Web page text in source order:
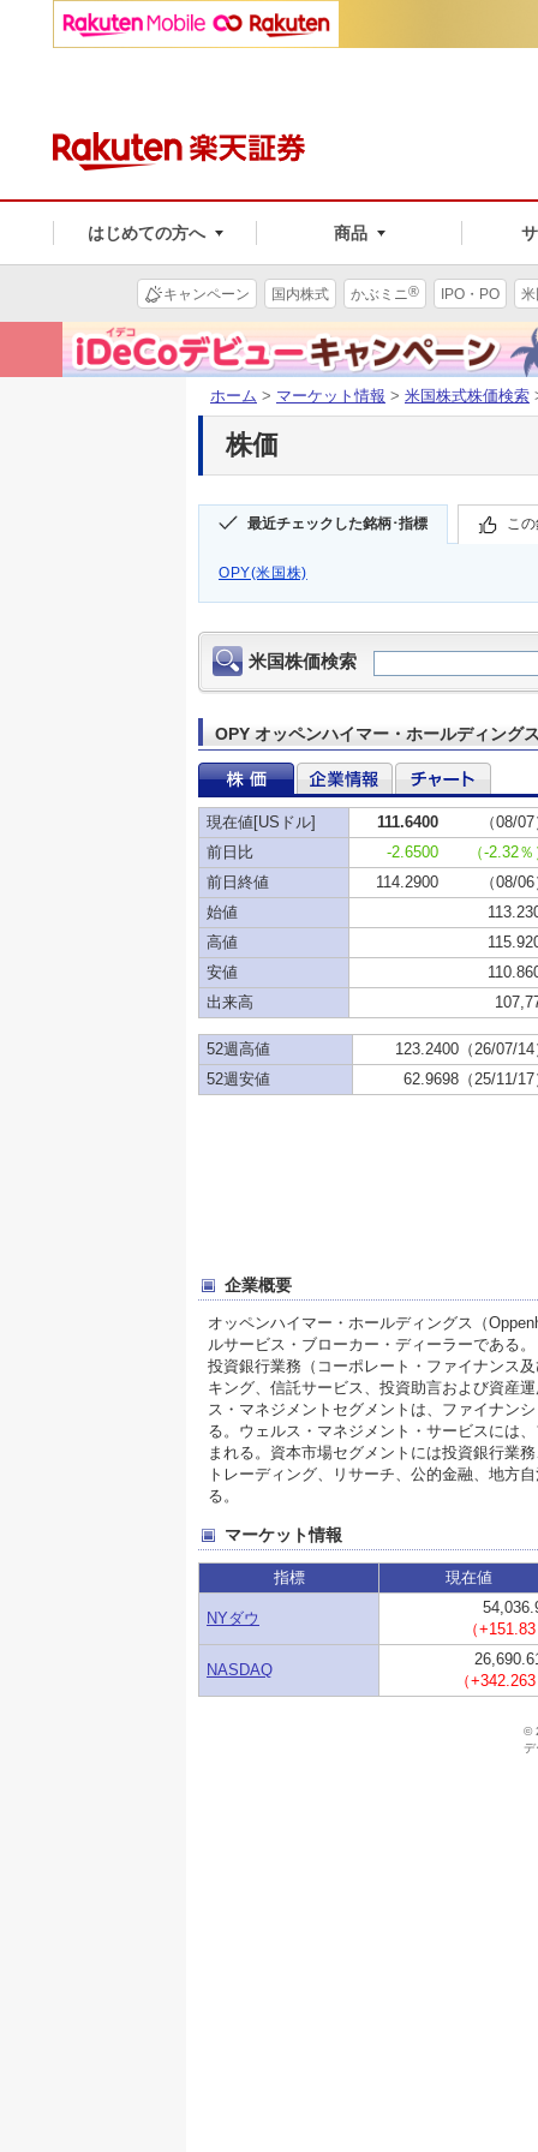
はじめての方へ 商品
キャンペーン 国内株式 かぶミニ® IPO・PO
ホーム > マーケット情報 > 米国株式株価検索
株価
最近チェックした銘柄･指標 こ
OPY(米国株)